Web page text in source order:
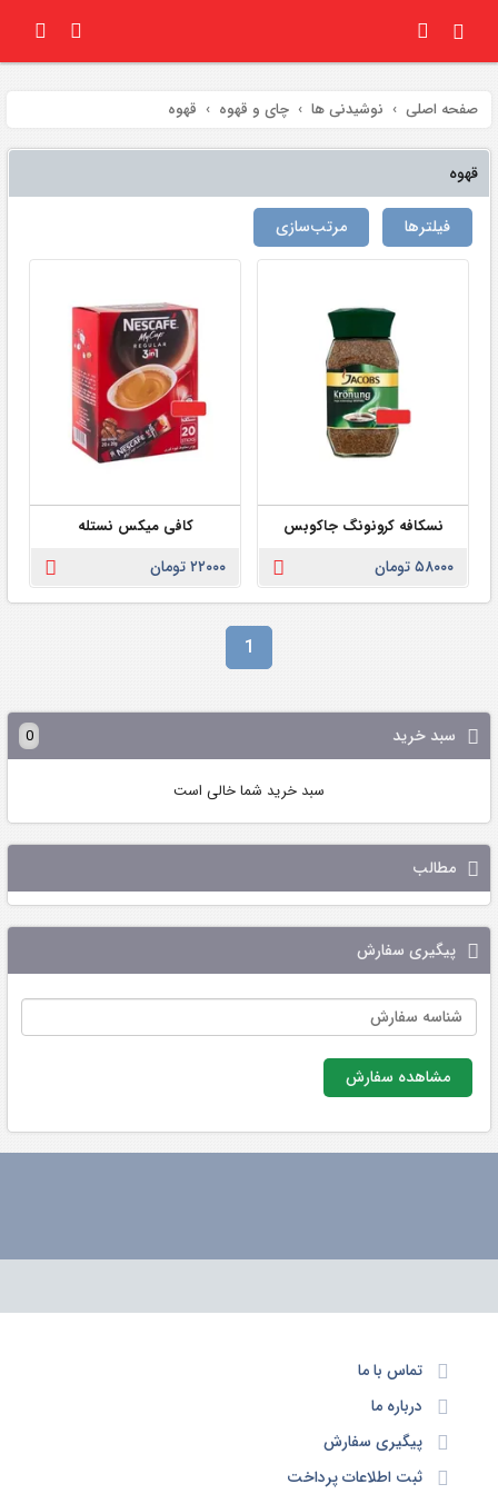
صفحه اصلی نوشیدنی ها چای و قهوه قهوه
سبد خرید 0
سبد خرید شما خالی است
مطالب
پیگیری سفارش
مشاهده سفارش
قهوه
فیلتر‌ها مرتب‌سازی
نسکافه کرونونگ جاکوبس
۵۸۰۰۰ تومان
کافی میکس نستله
۲۲۰۰۰ تومان
1
تماس با ما
درباره ما
پیگیری سفارش
ثبت اطلاعات پرداخت